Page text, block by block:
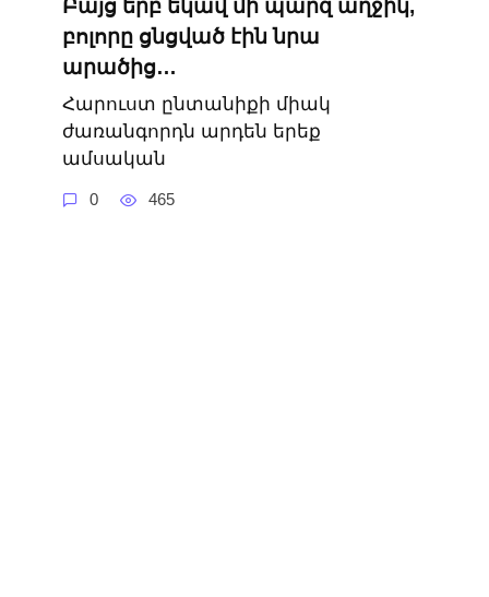
Բայց երբ եկավ մի պարզ աղջիկ,
բոլորը ցնցված էին նրա
արածից…
Հարուստ ընտանիքի միակ
ժառանգորդն արդեն երեք
ամսական
0 465